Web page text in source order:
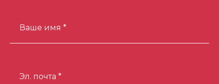
Ваше имя *
Эл. почта *